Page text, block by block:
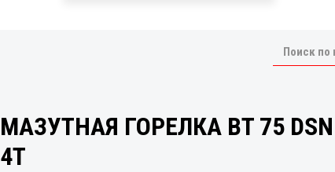
МАЗУТНАЯ ГОРЕЛКА BT 75 DSN
4T